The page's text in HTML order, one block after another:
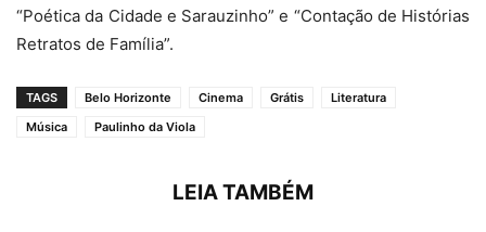
“Poética da Cidade e Sarauzinho” e “Contação de Histórias
Retratos de Família”.
TAGS Belo Horizonte Cinema Grátis
Literatura
Música
Paulinho da Viola
LEIA TAMBÉM